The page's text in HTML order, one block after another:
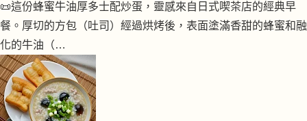
📜這份蜂蜜牛油厚多士配炒蛋，靈感來自日式喫茶店的經典早
餐。厚切的方包（吐司）經過烘烤後，表面塗滿香甜的蜂蜜和融
化的牛油（…